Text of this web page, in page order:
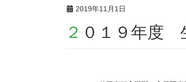
2019年11月1日
２０１９年